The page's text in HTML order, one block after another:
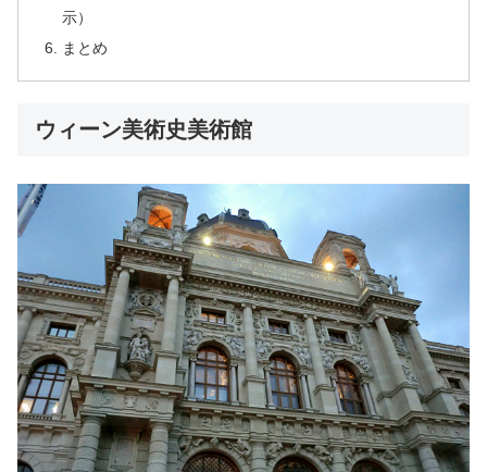
示）
まとめ
ウィーン美術史美術館